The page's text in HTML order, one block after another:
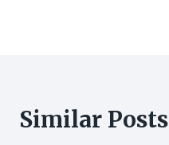
Similar Posts